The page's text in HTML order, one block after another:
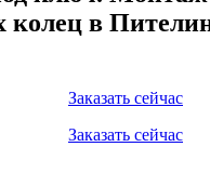
колец в
Заказать сейчас
Заказать сейчас